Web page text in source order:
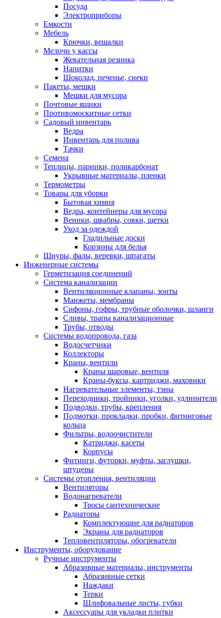
Посуда
Электроприборы
Емкости
Мебель
Крючки, вешалки
Мелочи у кассы
Жевательная резинка
Напитки
Шоколад, печенье, снеки
Пакеты, мешки
Мешки для мусора
Почтовые ящики
Противомоскитные сетки
Садовый инвентарь
Ведра
Инвентарь для полива
Тачки
Семена
Теплицы, парники, поликарбонат
Укрывные материалы, пленки
Термометры
Товары для уборки
Бытовая химия
Ведра, контейнеры для мусора
Веники, швабры, совки, щетки
Уход за одеждой
Гладильные доски
Корзины для белья
Шнуры, фалы, веревки, шпагаты
Инженерные системы
Герметизация соединений
Система канализации
Вентиляционные клапаны, зонты
Манжеты, мембраны
Сифоны, гофры, трубные оболочки, шланги
Сливы, трапы канализационные
Трубы, отводы
Системы водопровода, газа
Водосчетчики
Коллекторы
Краны, вентили
Краны шаровые, вентиля
Краны-буксы, картриджи, маховики
Нагревательные элементы, тэны
Переходники, тройники, уголки, удлинители
Подводки, трубы, крепления
Подмотки, прокладки, пробки, фитинговые
кольца
Фильтры, водоочистители
Катриджи, касеты
Корпусы
Фитинги, футорки, муфты, заглушки,
штуцеры
Системы отопления, вентиляции
Вентиляторы
Водонагреватели
Тросы сантехнические
Радиаторы
Комплектующие для радиаторов
Экраны для радиаторов
Тепловентиляторы, обогреватели
Инструменты, оборудование
Ручные инструменты
Абразивные материалы, инструменты
Абразивные сетки
Наждаки
Терки
Шлифовальные листы, губки
Аксессуары для укладки плитки